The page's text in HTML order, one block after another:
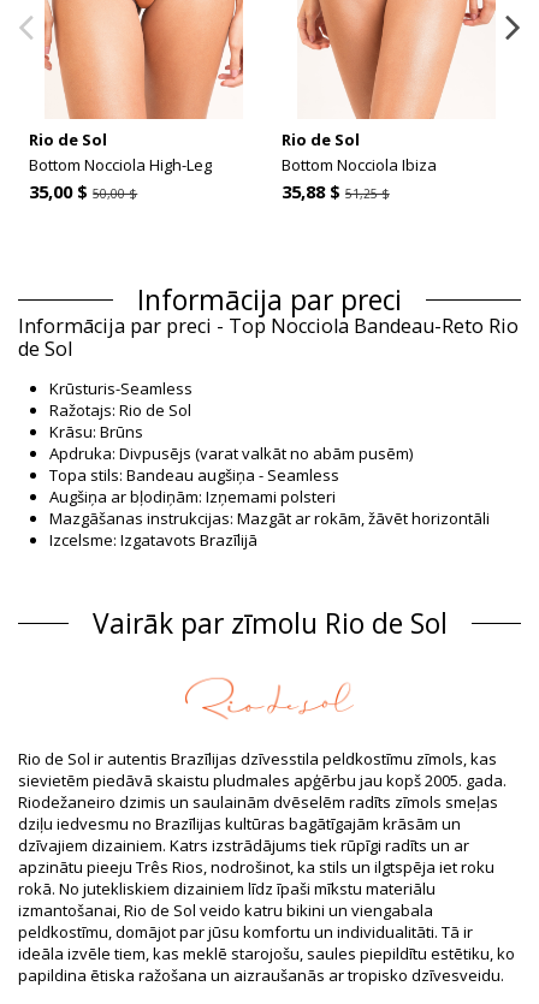
Rio de Sol
Bottom Nocciola High-Leg
35,00 $50,00 $
Rio de Sol
Bottom Nocciola Ibiza
35,88 $ 51,25 $
Informācija par preci
Informācija par preci - Top Nocciola Bandeau-Reto Rio
de Sol
Krūsturis-Seamless
Ražotajs: Rio de Sol
Krāsu: Brūns
Apdruka: Divpusējs (varat valkāt no abām pusēm)
Topa stils: Bandeau augšiņa - Seamless
Augšiņa ar bļodiņām: Izņemami polsteri
Mazgāšanas instrukcijas: Mazgāt ar rokām, žāvēt horizontāli
Izcelsme: Izgatavots Brazīlijā
Sastāvs
Sastāvs: 84% Polyamide, 16% Elastane - OEKO-TEX - Chlorine
Odere: 84% Polyamide, 16% Elastane - Oeko-Tex
UV Protection: UPF 50+
Nodaļa: Sievietēm, Krūsturis
Iesaiņojumā ietilpst: 1 x Krūsturis (Citi aksesuāri nav iekļauti)
HS CODE: 6112.41.0010
SKU: 1981121280
EAN: XS (7899810299208), S (7899810299215), M (7899810299222),
L (7899810299239), XL (7899810299246)
Svars: 55g / 0.12lb / 1.94oz
Apdrukas izveidojums var atšķirties atkarībā no piegriezuma
Retušēti foto
Mazgāšanas un kopšanas
Vairāk par zīmolu Rio de Sol
Rio de Sol ir autentis Brazīlijas dzīvesstila peldkostīmu zīmols, kas
sievietēm piedāvā skaistu pludmales apģērbu jau kopš 2005. gada.
Riodežaneiro dzimis un saulainām dvēselēm radīts zīmols smeļas
dziļu iedvesmu no Brazīlijas kultūras bagātīgajām krāsām un
dzīvajiem dizainiem. Katrs izstrādājums tiek rūpīgi radīts un ar
apzinātu pieeju Três Rios, nodrošinot, ka stils un ilgtspēja iet roku
rokā. No jutekliskiem dizainiem līdz īpaši mīkstu materiālu
izmantošanai, Rio de Sol veido katru bikini un viengabala
peldkostīmu, domājot par jūsu komfortu un individualitāti. Tā ir
ideāla izvēle tiem, kas meklē starojošu, saules piepildītu estētiku, ko
papildina ētiska ražošana un aizraušanās ar tropisko dzīvesveidu.